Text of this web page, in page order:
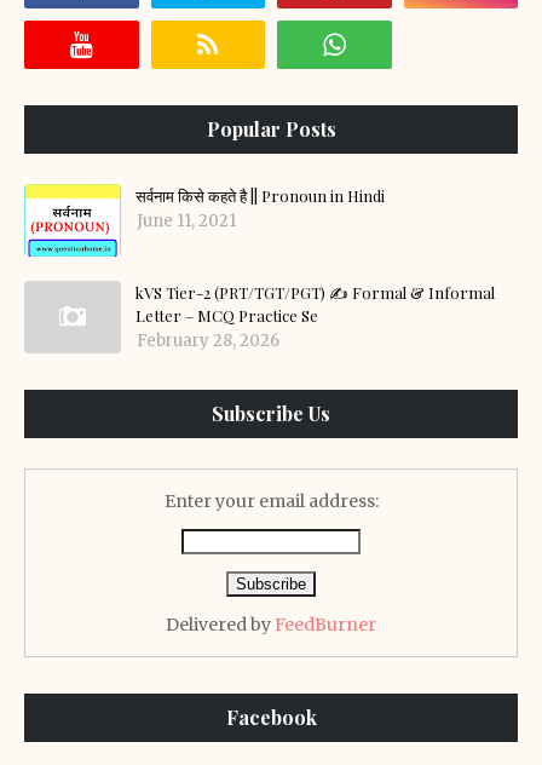
Popular Posts
सर्वनाम किसे कहते है || Pronoun in Hindi
June 11, 2021
kVS Tier-2 (PRT/TGT/PGT) ✍️ Formal & Informal
Letter – MCQ Practice Se
February 28, 2026
Subscribe Us
Enter your email address:
Delivered by FeedBurner
Facebook